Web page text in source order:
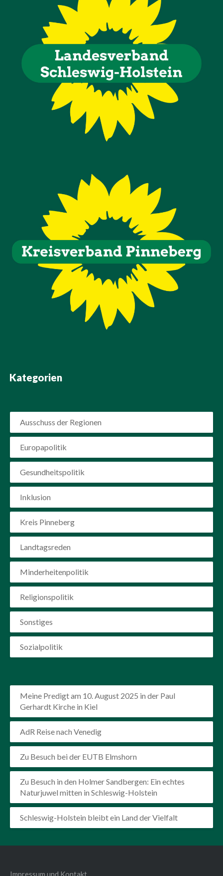
Kategorien
Ausschuss der Regionen
Europapolitik
Gesundheitspolitik
Inklusion
Kreis Pinneberg
Landtagsreden
Minderheitenpolitik
Religionspolitik
Sonstiges
Sozialpolitik
Meine Predigt am 10. August 2025 in der Paul
Gerhardt Kirche in Kiel
AdR Reise nach Venedig
Zu Besuch bei der EUTB Elmshorn
Zu Besuch in den Holmer Sandbergen: Ein echtes
Naturjuwel mitten in Schleswig-Holstein
Schleswig-Holstein bleibt ein Land der Vielfalt
Impressum und Kontakt